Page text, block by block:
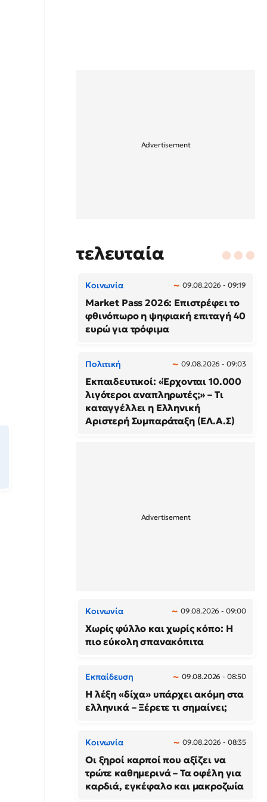
τελευταία
Κοινωνία 09.08.2026 - 09:19
Market Pass 2026: Επιστρέφει το
φθινόπωρο η ψηφιακή επιταγή 40
ευρώ για τρόφιμα
Πολιτική 09.08.2026 - 09:03
Εκπαιδευτικοί: «Έρχονται 10.000
λιγότεροι αναπληρωτές;» – Τι
καταγγέλλει η Ελληνική
Αριστερή Συμπαράταξη (ΕΛ.Α.Σ)
Κοινωνία 09.08.2026 - 09:00
Χωρίς φύλλο και χωρίς κόπο: Η
πιο εύκολη σπανακόπιτα
Εκπαίδευση 09.08.2026 - 08:50
Η λέξη «δίχα» υπάρχει ακόμη στα
ελληνικά – Ξέρετε τι σημαίνει;
Κοινωνία 09.08.2026 - 08:35
Οι ξηροί καρποί που αξίζει να
τρώτε καθημερινά – Τα οφέλη για
καρδιά, εγκέφαλο και μακροζωία